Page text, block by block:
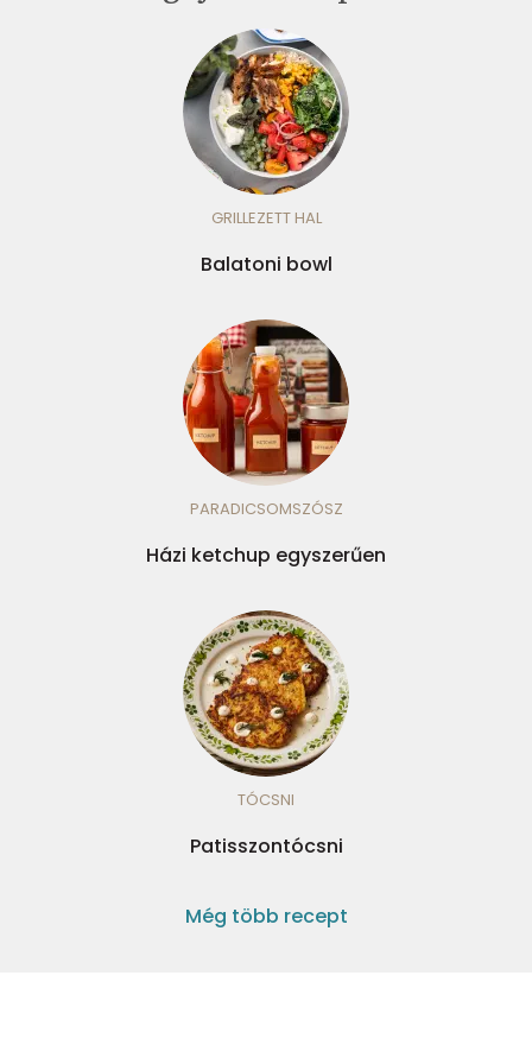
GRILLEZETT HAL
Balatoni bowl
PARADICSOMSZÓSZ
Házi ketchup egyszerűen
TÓCSNI
Patisszontócsni
Még több recept